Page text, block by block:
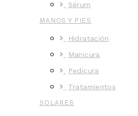
Sérum
MANOS Y PIES
Hidratación
Manicura
Pedicura
Tratamientos
SOLARES